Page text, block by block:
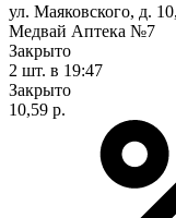
ул. Маяковского, д.
Медвай Аптека №7
Закрыто
2 шт. в 19:47
Закрыто
10,59 р.